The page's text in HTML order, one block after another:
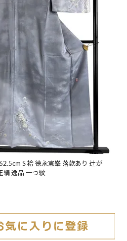
S 袷 徳永憲峯 落款あり 辻が
絹 逸品 一つ紋